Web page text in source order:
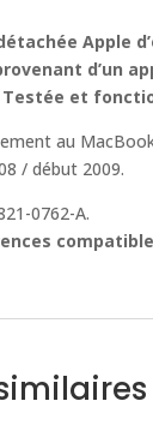
Apple
d’un
et
au
/ début 2009.
0762-A.